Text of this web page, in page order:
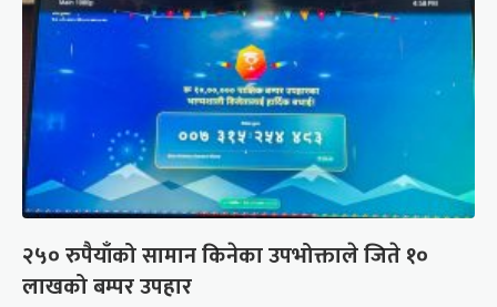
२५० रुपैयाँको सामान किनेका उपभोक्ताले जिते १०
लाखको बम्पर उपहार